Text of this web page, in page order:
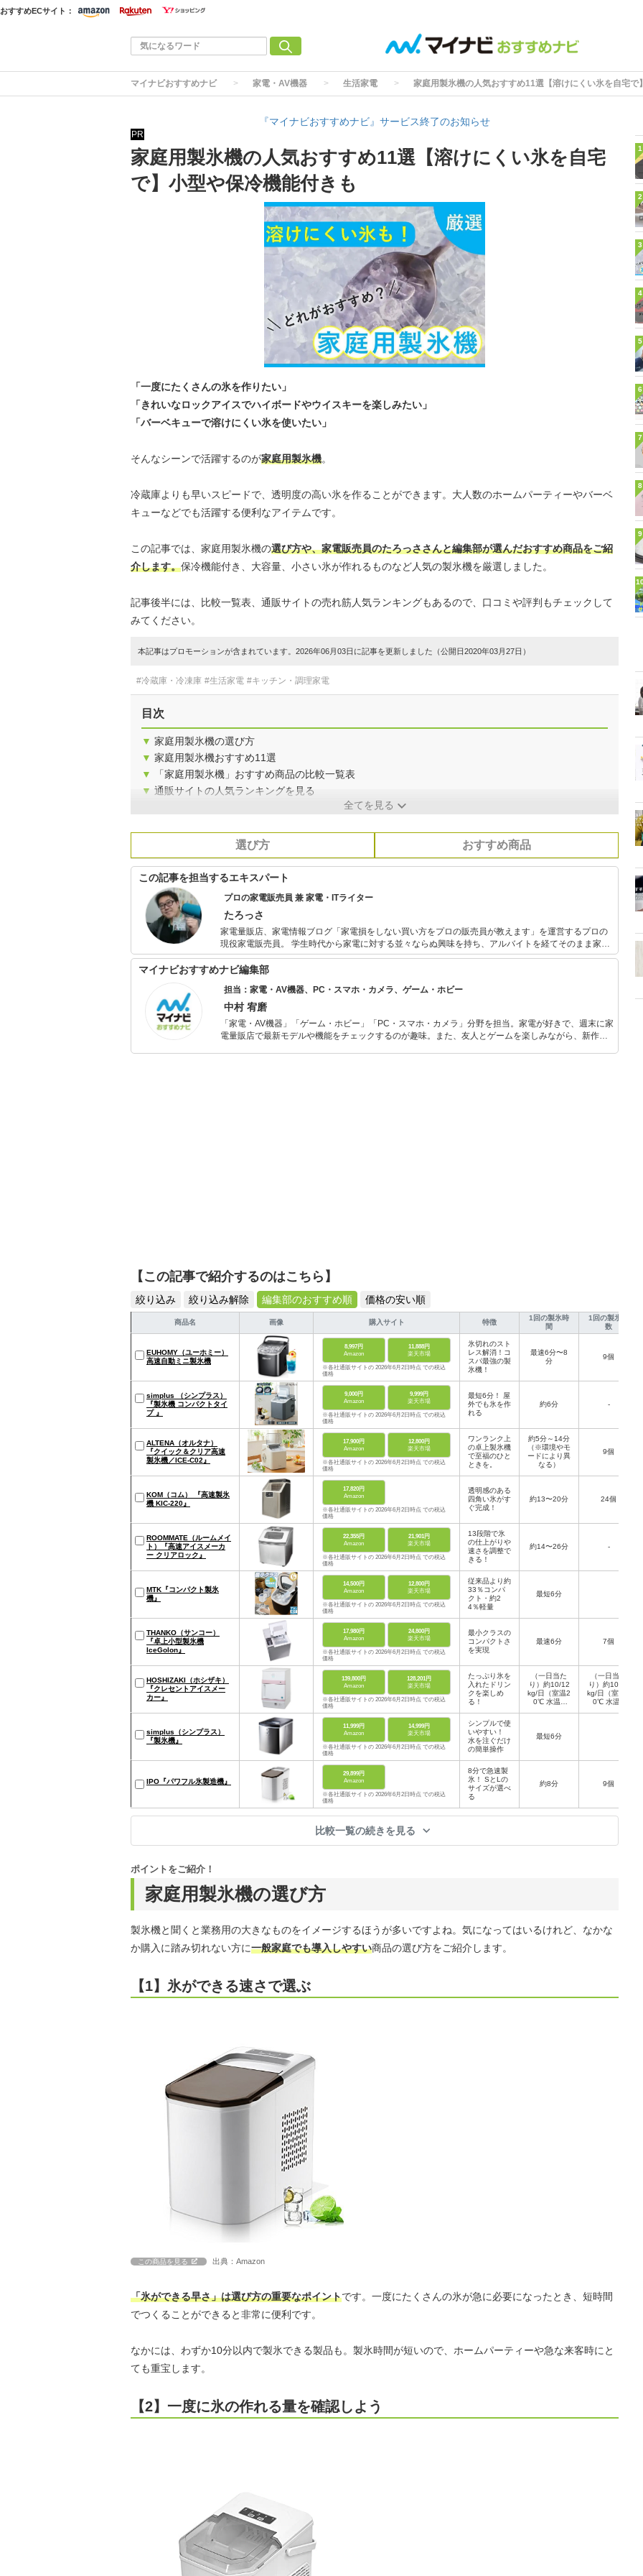
おすすめECサイト：
マイナビおすすめナビ 家電・AV機器 生活家電 家庭用製氷機の人気おすすめ11選【溶けにくい氷を自宅で
『マイナビおすすめナビ』サービス終了のお知らせ
PR
家庭用製氷機の人気おすすめ11選【溶けにくい氷を自宅
で】小型や保冷機能付きも
「一度にたくさんの氷を作りたい」
「きれいなロックアイスでハイボードやウイスキーを楽しみたい」
「バーベキューで溶けにくい氷を使いたい」
そんなシーンで活躍するのが家庭用製氷機。
冷蔵庫よりも早いスピードで、透明度の高い氷を作ることができます。大人数のホームパーティーやバーベ
キューなどでも活躍する便利なアイテムです。
この記事では、家庭用製氷機の選び方や、家電販売員のたろっささんと編集部が選んだおすすめ商品をご紹
介します。保冷機能付き、大容量、小さい氷が作れるものなど人気の製氷機を厳選しました。
記事後半には、比較一覧表、通販サイトの売れ筋人気ランキングもあるので、口コミや評判もチェックして
みてください。
本記事はプロモーションが含まれています。2026年06月03日に記事を更新しました（公開日2020年03月27日）
#冷蔵庫・冷凍庫 #生活家電 #キッチン・調理家電
目次
▼ 家庭用製氷機の選び方
▼ 家庭用製氷機おすすめ11選
▼
「家庭用製氷機」おすすめ商品の比較一覧表
▼ 通販サイトの人気ランキングを見る
全てを見る
選び方 おすすめ商品
この記事を担当するエキスパート
プロの家電販売員 兼 家電・ITライター
たろっさ
家電量販店、家電情報ブログ「家電損をしない買い方をプロの販売員が教えます」を運営するプロの
現役家電販売員。 学生時代から家電に対する並々ならぬ興味を持ち、アルバイトを経てそのまま家電
量販店の道へと進んで15年弱。 個人で年間2億円を売り上げ、数々の法人内コンテスト等で表彰され
た経験を持っています。 家電アドバイザーの資格を有し、家電と名の付く物全てに精通しています。
電に巡り会える機会の提供」に尽力しています。
マイナビおすすめナビ編集部
担当：家電・AV機器、PC・スマホ・カメラ、ゲーム・ホビー
中村 宥磨
「家電・AV機器」「ゲーム・ホビー」「PC・スマホ・カメラ」分野を担当。家電が好きで、週末に家
電量販店で最新モデルや機能をチェックするのが趣味。また、友人とゲームを楽しみながら、新作タ
【この記事で紹介するのはこちら】
絞り込み 絞り込み解除 編集部のおすすめ順 価格の安い順
商品名 画像 購入サイト 特徴
1回の製氷時
間
1回の製氷個
数
EUHOMY（ユーホミー）
高速自動ミニ製氷機
8,997円
Amazon
11,888円
楽天市場
※各社通販サイトの 2026年6月2日時点 での税込
価格
氷切れのスト
レス解消！コ
スパ最強の製
氷機！
最速6分〜8
分
9個
simplus （シンプラス）
『製氷機 コンパクトタイ
プ 』
9,000円
Amazon
9,999円
楽天市場
※各社通販サイトの 2026年6月2日時点 での税込
価格
最短6分！ 屋
外でも氷を作
れる
約6分 -
ALTENA（オルタナ）
『クイック＆クリア高速
製氷機／ICE-C02』
17,900円
Amazon
12,800円
楽天市場
※各社通販サイトの 2026年6月2日時点 での税込
価格
ワンランク上
の卓上製氷機
で至福のひと
ときを。
約5分～14分
（※環境やモ
ードにより異
なる）
9個
KOM（コム） 『高速製氷
機 KIC-220』
17,820円
Amazon
※各社通販サイトの 2026年6月2日時点 での税込
価格
透明感のある
四角い氷がす
ぐ完成！
約13〜20分 24個
ROOMMATE（ルームメイ
ト）『高速アイスメーカ
ー クリアロック』
22,355円
Amazon
21,901円
楽天市場
※各社通販サイトの 2026年6月2日時点 での税込
価格
13段階で氷
の仕上がりや
速さを調整で
きる！
約14〜26分 -
MTK『コンパクト製氷
機』
14,500円
Amazon
12,800円
楽天市場
※各社通販サイトの 2026年6月2日時点 での税込
価格
従来品より約
33％コンパ
クト・約2
4％軽量
最短6分
THANKO（サンコー）
『卓上小型製氷機
IceGolon』
17,980円
Amazon
24,800円
楽天市場
※各社通販サイトの 2026年6月2日時点 での税込
価格
最小クラスの
コンパクトさ
を実現
最速6分 7個
HOSHIZAKI（ホシザキ）
『クレセントアイスメー
カー』
139,800円
Amazon
128,201円
楽天市場
※各社通販サイトの 2026年6月2日時点 での税込
価格
たっぷり氷を
入れたドリン
クを楽しめ
る！
（一日当た
り）約10/12
kg/日（室温2
0℃ 水温1
5℃）
（一日当た
り）約10/12
kg/日（室温2
0℃ 水温1
simplus（シンプラス）
『製氷機』
11,999円
Amazon
14,999円
楽天市場
※各社通販サイトの 2026年6月2日時点 での税込
価格
シンプルで使
いやすい！
水を注ぐだけ
の簡単操作
最短6分
IPO『パワフル氷製造機』
29,899円
Amazon
※各社通販サイトの 2026年6月2日時点 での税込
価格
8分で急速製
氷！ SとLの
サイズが選べ
る
約8分 9個
比較一覧の続きを見る
家庭用製氷機の選び方
ポイントをご紹介！
製氷機と聞くと業務用の大きなものをイメージするほうが多いですよね。気になってはいるけれど、なかな
か購入に踏み切れない方に一般家庭でも導入しやすい商品の選び方をご紹介します。
【1】氷ができる速さで選ぶ
この商品を見る 出典：Amazon
「氷ができる早さ」は選び方の重要なポイントです。一度にたくさんの氷が急に必要になったとき、短時間
でつくることができると非常に便利です。
なかには、わずか10分以内で製氷できる製品も。製氷時間が短いので、ホームパーティーや急な来客時にと
ても重宝します。
【2】一度に氷の作れる量を確認しよう
1
2
3
4
5
6
7
8
9